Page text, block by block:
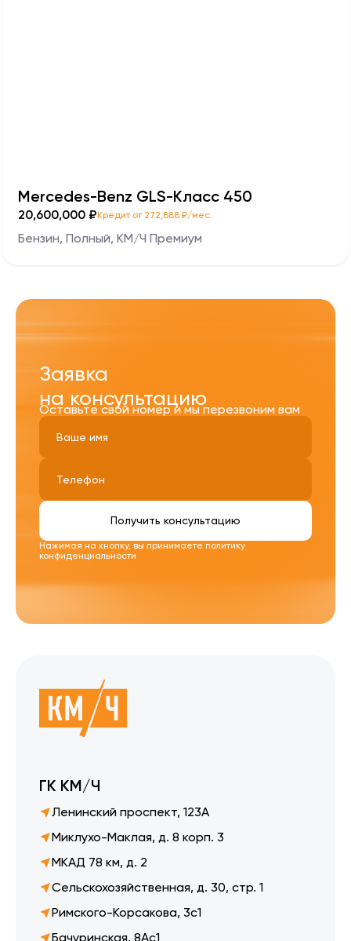
Mercedes-Benz GLS-Класс 450
20,600,000 ₽Кредит от 272,888 ₽/мес.
Бензин, Полный, КМ/Ч Премиум
Заявка
на консультацию
Оставьте свой номер и мы перезвоним вам
Нажимая на кнопку, вы принимаете политику
конфиденциальности
Получить консультацию
ГК КМ/Ч
Ленинский проспект, 123А
Миклухо-Маклая, д. 8 корп. 3
МКАД 78 км, д. 2
Сельскохозяйственная, д. 30, стр. 1
Римского-Корсакова, 3с1
Бачуринская, 8Ас1